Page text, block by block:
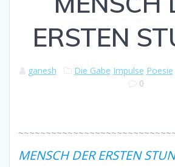
ERSTEN
ganesh Die Gabe Impulse Poesie
0
MENSCH DER ERSTEN